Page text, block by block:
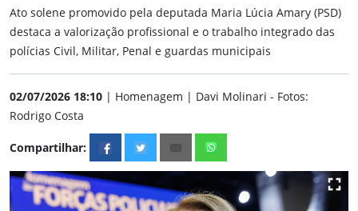
Ato solene promovido pela deputada Maria Lúcia Amary (PSD)
destaca a valorização profissional e o trabalho integrado das
polícias Civil, Militar, Penal e guardas municipais
02/07/2026 18:10 | Homenagem | Davi Molinari - Fotos:
Rodrigo Costa
Compartilhar: